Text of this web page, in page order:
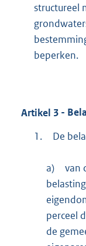
structureel
beperken.
Artikel 3 -
1.
De
a)
van
perceel
de